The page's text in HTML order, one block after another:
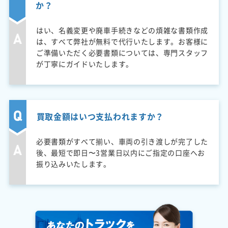
か？
はい、名義変更や廃車手続きなどの煩雑な書類作成
は、すべて弊社が無料で代行いたします。お客様に
ご準備いただく必要書類については、専門スタッフ
が丁寧にガイドいたします。
買取金額はいつ支払われますか？
必要書類がすべて揃い、車両の引き渡しが完了した
後、最短で即日〜3営業日以内にご指定の口座へお
振り込みいたします。